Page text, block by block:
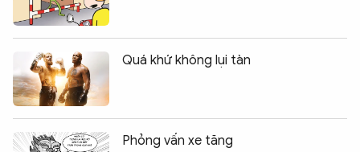
Quá khứ không lụi tàn
Phỏng vấn xe tăng